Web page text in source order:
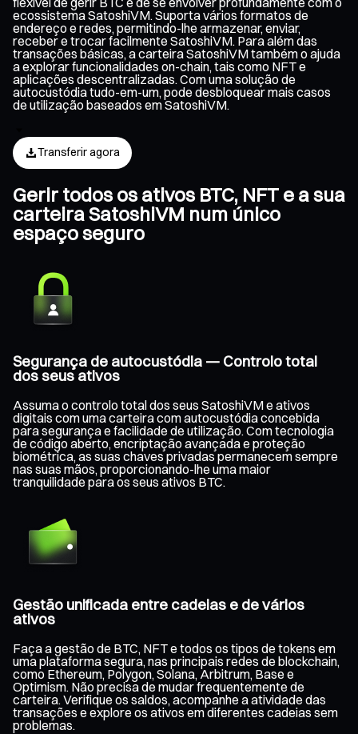
ecossistema SatoshiVM. Suporta vários formatos de
endereço e redes, permitindo-lhe armazenar, enviar,
receber e trocar facilmente SatoshiVM. Para além das
transações básicas, a carteira SatoshiVM também o ajuda
a explorar funcionalidades on-chain, tais como NFT e
aplicações descentralizadas. Com uma solução de
autocustódia tudo-em-um, pode desbloquear mais casos
de utilização baseados em SatoshiVM.
Transferir agora
Gerir todos os ativos BTC, NFT e a sua
carteira SatoshiVM num único
espaço seguro
Segurança de autocustódia — Controlo total
dos seus ativos
Assuma o controlo total dos seus SatoshiVM e ativos
digitais com uma carteira com autocustódia concebida
para segurança e facilidade de utilização. Com tecnologia
de código aberto, encriptação avançada e proteção
biométrica, as suas chaves privadas permanecem sempre
nas suas mãos, proporcionando-lhe uma maior
tranquilidade para os seus ativos BTC.
Gestão unificada entre cadeias e de vários
ativos
Faça a gestão de BTC, NFT e todos os tipos de tokens em
uma plataforma segura, nas principais redes de blockchain,
como Ethereum, Polygon, Solana, Arbitrum, Base e
Optimism. Não precisa de mudar frequentemente de
carteira. Verifique os saldos, acompanhe a atividade das
transações e explore os ativos em diferentes cadeias sem
problemas.